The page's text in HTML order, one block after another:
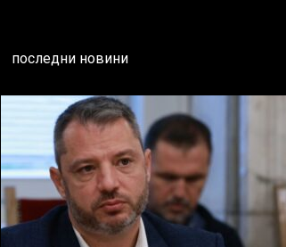
последни новини